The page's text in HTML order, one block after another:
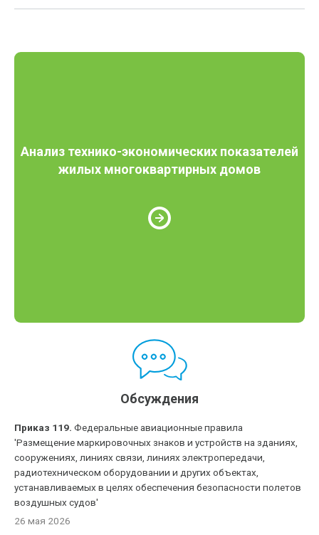
Анализ технико-экономических показателей
жилых многоквартирных домов
Обсуждения
Приказ 119. Федеральные авиационные правила
'Размещение маркировочных знаков и устройств на зданиях,
сооружениях, линиях связи, линиях электропередачи,
радиотехническом оборудовании и других объектах,
устанавливаемых в целях обеспечения безопасности полетов
воздушных судов'
26 мая 2026